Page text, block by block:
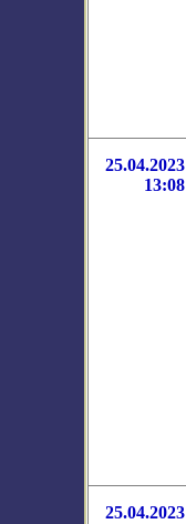
25.04.2023
13:08
25.04.2023